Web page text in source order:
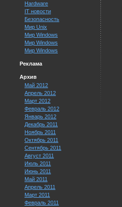
Hardware
IT новости
Безопасность
Мир Unix
Мир Windows
Мир Windows
Мир Windows
Реклама
Архив
Май 2012
Апрель 2012
Март 2012
Февраль 2012
Январь 2012
Декабрь 2011
Ноябрь 2011
Октябрь 2011
Сентябрь 2011
Август 2011
Июль 2011
Июнь 2011
Май 2011
Апрель 2011
Март 2011
Февраль 2011